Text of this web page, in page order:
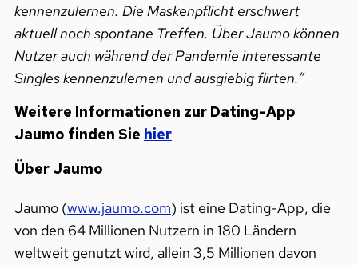
kennenzulernen. Die Maskenpflicht erschwert
aktuell noch spontane Treffen. Über Jaumo können
Nutzer auch während der Pandemie interessante
Singles kennenzulernen und ausgiebig flirten.”
Weitere Informationen zur Dating-App
Jaumo finden Sie hier
Über Jaumo
Jaumo (www.jaumo.com) ist eine Dating-App, die
von den 64 Millionen Nutzern in 180 Ländern
weltweit genutzt wird, allein 3,5 Millionen davon